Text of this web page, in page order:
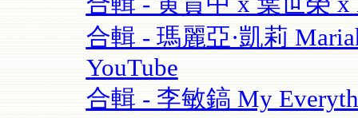
合輯 - 瑪麗亞·凱莉
YouTube
合輯 - 李敏鎬 My